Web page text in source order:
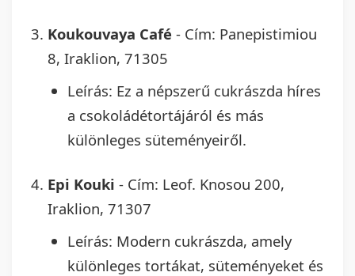
Koukouvaya Café - Cím: Panepistimiou
8, Iraklion, 71305
Leírás: Ez a népszerű cukrászda híres
a csokoládétortájáról és más
különleges süteményeiről.
Epi Kouki - Cím: Leof. Knosou 200,
Iraklion, 71307
Leírás: Modern cukrászda, amely
különleges tortákat, süteményeket és